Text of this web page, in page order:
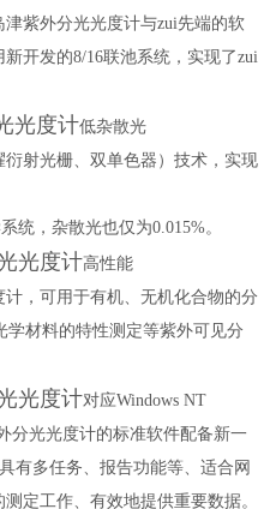
紫外分光光度计与zui先端的软
开发的8/16联池系统，实现了zui
光度计低杂散光
射光栅、双单色器）技术，实现
统，杂散光也仅为0.015%。
光度计高性能
，可用于有机、无机化合物的分
材料的特性测定等紫外可见分
光度计对应Windows NT
分光光度计的标准软件配备新一
有多任务、报告功能等、适合网
定工作、有效地提供重要数据。